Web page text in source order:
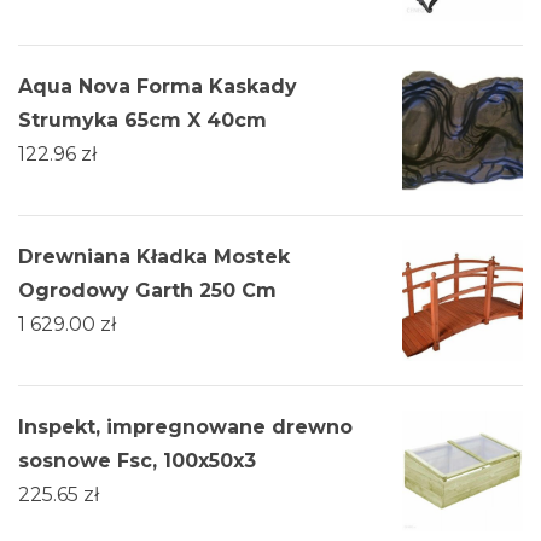
Aqua Nova Forma Kaskady
Strumyka 65cm X 40cm
122.96 zł
Drewniana Kładka Mostek
Ogrodowy Garth 250 Cm
1 629.00 zł
Inspekt, impregnowane drewno
sosnowe Fsc, 100x50x3
225.65 zł